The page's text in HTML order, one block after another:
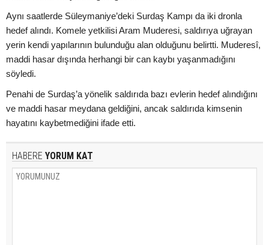
Aynı saatlerde Süleymaniye’deki Surdaş Kampı da iki dronla
hedef alındı. Komele yetkilisi Aram Muderesi, saldırıya uğrayan
yerin kendi yapılarının bulunduğu alan olduğunu belirtti. Muderesî,
maddi hasar dışında herhangi bir can kaybı yaşanmadığını
söyledi.
Penahi de Surdaş’a yönelik saldırıda bazı evlerin hedef alındığını
ve maddi hasar meydana geldiğini, ancak saldırıda kimsenin
hayatını kaybetmediğini ifade etti.
HABERE YORUM KAT